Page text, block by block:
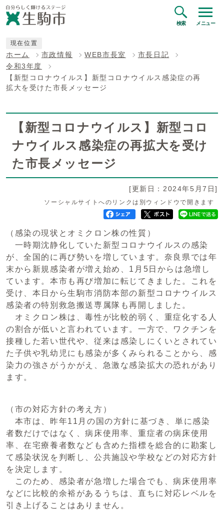
検索 メニュー
現在位置
ホーム 市政情報 WEB市長室
市長日記
令和3年度
【新型コロナウイルス】新型コロナウイルス感染症の再
拡大を受けた市長メッセージ
【新型コロナウイルス】新型コロ
ナウイルス感染症の再拡大を受け
た市長メッセージ
[更新日：2024年5月7日]
ソーシャルサイトへのリンクは別ウィンドウで開きます
（感染の現状とオミクロン株の性質）
一時期沈静化していた新型コロナウイルスの感染
が、全国的に再び勢いを増しています。奈良県では年
末から新規感染者が増え始め、1月5日からは急増し
ています。本市も再び増加に転じてきました。これを
受け、本日から生駒市消防本部の新型コロナウイルス
感染者の特別救急搬送専属隊も再開しました。
オミクロン株は、毒性が比較的弱く、重症化する人
の割合が低いと言われています。一方で、ワクチンを
接種した若い世代や、従来は感染しにくいとされてい
た子供や乳幼児にも感染が多くみられることから、感
染力の強さがうかがえ、急激な感染拡大の恐れがあり
ます。
（市の対応方針の考え方）
本市は、昨年11月の国の方針に基づき、単に感染
者数だけではなく、病床使用率、重症者の病床使用
率、在宅療養者数なども含めた指標を総合的に勘案し
て感染状況を判断し、公共施設や学校などの対応方針
を決定します。
このため、感染者が急増した場合でも、病床使用率
などに比較的余裕があるうちは、直ちに対応レベルを
引き上げることはありません。